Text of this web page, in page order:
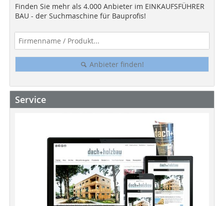
Finden Sie mehr als 4.000 Anbieter im EINKAUFSFÜHRER
BAU - der Suchmaschine für Bauprofis!
Anbieter finden!
Service